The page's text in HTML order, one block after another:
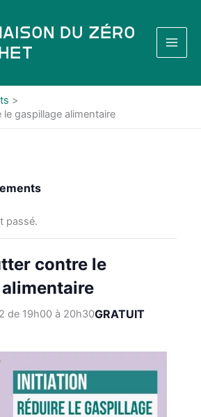
du Zéro
gaspillage alimentaire
passé.
contre le
de 19h00à 20h30GRATUIT